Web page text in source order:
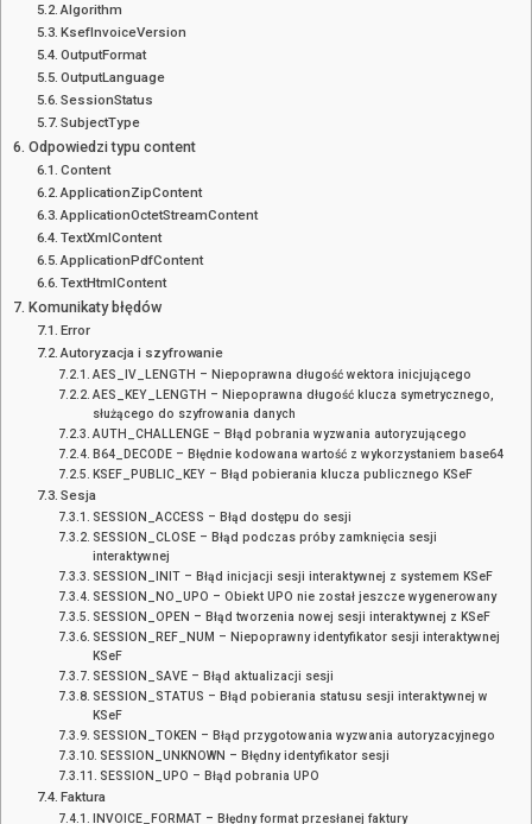
Algorithm
KsefInvoiceVersion
OutputFormat
OutputLanguage
SessionStatus
SubjectType
Odpowiedzi typu content
Content
ApplicationZipContent
ApplicationOctetStreamContent
TextXmlContent
ApplicationPdfContent
TextHtmlContent
Komunikaty błędów
Error
Autoryzacja i szyfrowanie
AES_IV_LENGTH – Niepoprawna długość wektora inicjującego
AES_KEY_LENGTH – Niepoprawna długość klucza symetrycznego,
służącego do szyfrowania danych
AUTH_CHALLENGE – Błąd pobrania wyzwania autoryzującego
B64_DECODE – Błędnie kodowana wartość z wykorzystaniem base64
KSEF_PUBLIC_KEY – Błąd pobierania klucza publicznego KSeF
Sesja
SESSION_ACCESS – Błąd dostępu do sesji
SESSION_CLOSE – Błąd podczas próby zamknięcia sesji
interaktywnej
SESSION_INIT – Błąd inicjacji sesji interaktywnej z systemem KSeF
SESSION_NO_UPO – Obiekt UPO nie został jeszcze wygenerowany
SESSION_OPEN – Błąd tworzenia nowej sesji interaktywnej z KSeF
SESSION_REF_NUM – Niepoprawny identyfikator sesji interaktywnej
KSeF
SESSION_SAVE – Błąd aktualizacji sesji
SESSION_STATUS – Błąd pobierania statusu sesji interaktywnej w
KSeF
SESSION_TOKEN – Błąd przygotowania wyzwania autoryzacyjnego
SESSION_UNKNOWN – Błędny identyfikator sesji
SESSION_UPO – Błąd pobrania UPO
Faktura
INVOICE_FORMAT – Błędny format przesłanej faktury